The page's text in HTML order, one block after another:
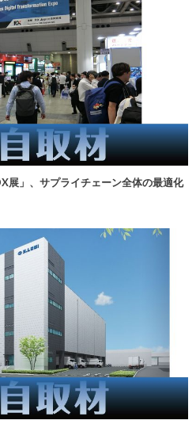
展」、サプライチェーン全体の最適化